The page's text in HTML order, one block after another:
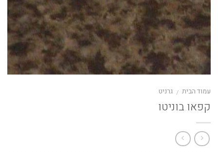
עמוד הבית / גרניט
קפאו בוניטו